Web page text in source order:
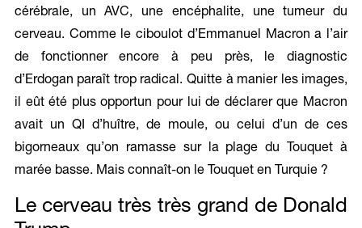
cérébrale, un AVC, une encéphalite, une tumeur du
cerveau. Comme le ciboulot d’Emmanuel Macron a l’air
de fonctionner encore à peu près, le diagnostic
d’Erdogan paraît trop radical. Quitte à manier les images,
il eût été plus opportun pour lui de déclarer que Macron
avait un QI d’huître, de moule, ou celui d’un de ces
bigorneaux qu’on ramasse sur la plage du Touquet à
marée basse. Mais connaît-on le Touquet en Turquie ?
Le cerveau très très grand de Donald